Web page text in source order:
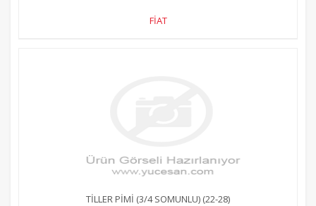
FİAT
TİLLER PİMİ (3/4 SOMUNLU) (22-28)